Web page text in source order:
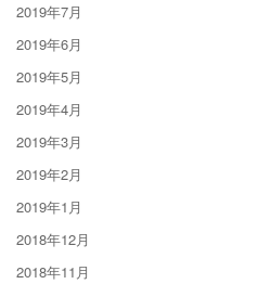
2019年7月
2019年6月
2019年5月
2019年4月
2019年3月
2019年2月
2019年1月
2018年12月
2018年11月